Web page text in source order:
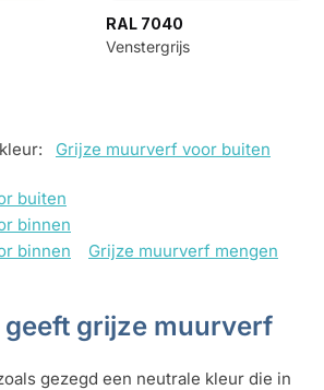
RAL 7040
Venstergrijs
Grijze muurverf voor buiten
buiten
binnen
binnen
Grijze muurverf mengen
geeft grijze muurverf
gezegd een neutrale kleur die in